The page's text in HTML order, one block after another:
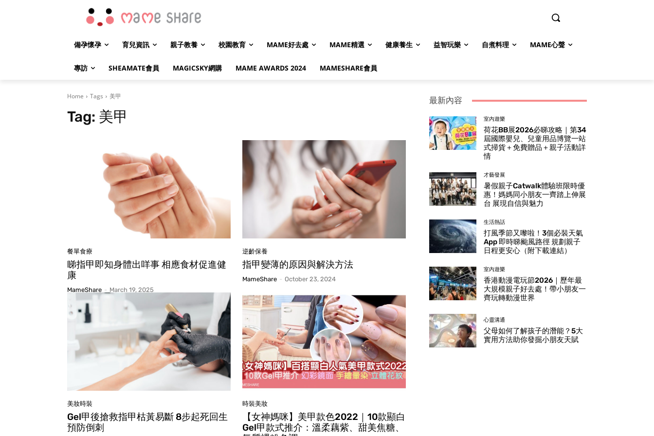
備孕懷孕 育兒資訊 親子教養 校園教育 MAME好去處 MAME精選 健康養生 益智玩樂 自煮料理 MAME心聲
專訪 SHEAMATE會員 MAGICSKY網購 MAME AWARDS 2024 MAMESHARE會員
Home Tags 美甲
Tag: 美甲
餐單食療
睇指甲即知身體出咩事 相應食材促進健
康
MameShare - March 19, 2025
逆齡保養
指甲變薄的原因與解決方法
MameShare - October 23, 2024
美妝時裝
Gel甲後搶救指甲枯黃易斷 8步起死回生
預防倒刺
時裝美妝
【女神媽咪】美甲款色2022｜10款顯白
Gel甲款式推介：溫柔藕紫、甜美焦糖、
最新內容
室內遊樂
荷花BB展2026必睇攻略｜第34
屆國際嬰兒、兒童用品博覽一站
式掃貨＋免費贈品＋親子活動詳
情
才藝發展
暑假親子Catwalk體驗班限時優
惠！媽媽同小朋友一齊踏上伸展
台 展現自信與魅力
生活熱話
打風季節又嚟啦！3個必裝天氣
App 即時睇颱風路徑 規劃親子
日程更安心（附下載連結）
室內遊樂
香港動漫電玩節2026｜歷年最
大規模親子好去處！帶小朋友一
齊玩轉動漫世界
心靈溝通
父母如何了解孩子的潛能？5大
實用方法助你發掘小朋友天賦